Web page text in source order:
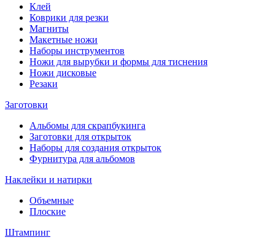
Клей
Коврики для резки
Магниты
Макетные ножи
Наборы инструментов
Ножи для вырубки и формы для тиснения
Ножи дисковые
Резаки
Заготовки
Альбомы для скрапбукинга
Заготовки для открыток
Наборы для создания открыток
Фурнитура для альбомов
Наклейки и натирки
Объемные
Плоские
Штампинг